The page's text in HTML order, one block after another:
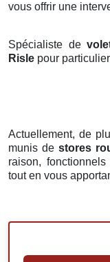
vous offrir une
Spécialiste de
Risle pour
Actuellement, de
munis de stores
raison,
tout en vous